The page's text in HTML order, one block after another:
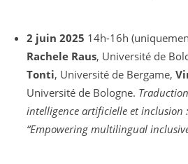
2 juin 2025 14h-16h
Rachele Raus, Université de
Tonti, Université de Bergame,
Université de Bologne.
intelligence artificielle et inclusion
“Empowering multilingual